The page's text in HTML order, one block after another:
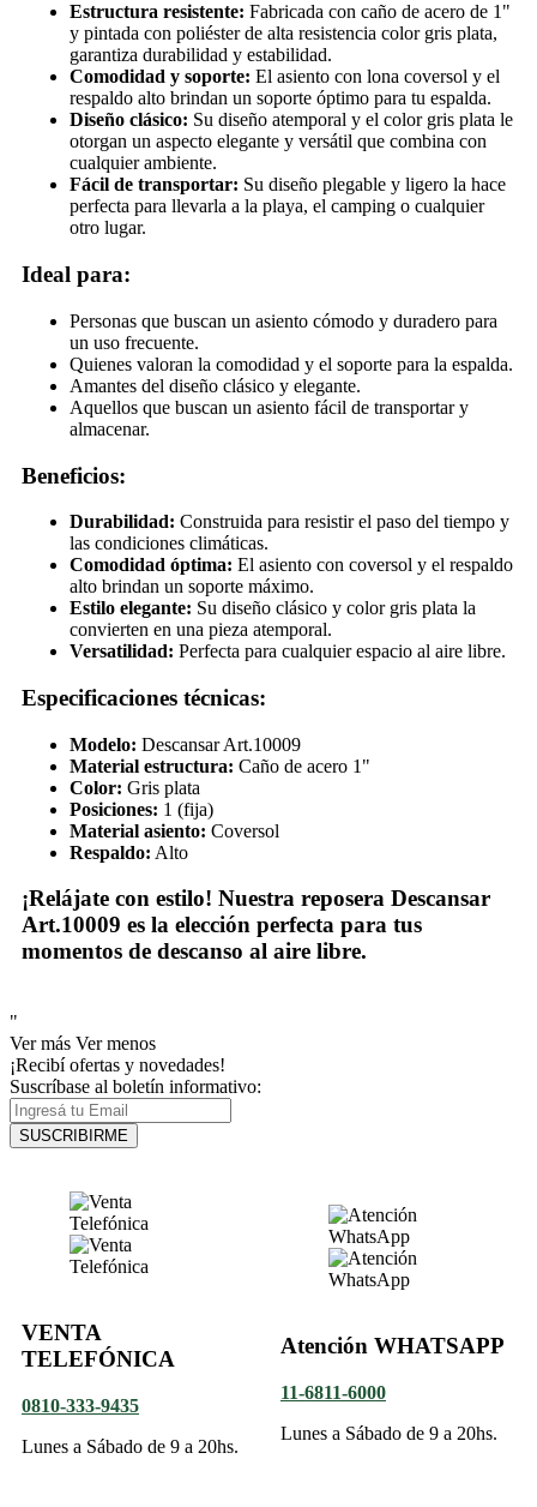
Estructura resistente: Fabricada con caño de acero de 1"
y pintada con poliéster de alta resistencia color gris plata,
garantiza durabilidad y estabilidad.
Comodidad y soporte: El asiento con lona coversol y el
respaldo alto brindan un soporte óptimo para tu espalda.
Diseño clásico: Su diseño atemporal y el color gris plata le
otorgan un aspecto elegante y versátil que combina con
cualquier ambiente.
Fácil de transportar: Su diseño plegable y ligero la hace
perfecta para llevarla a la playa, el camping o cualquier
otro lugar.
Ideal para:
Personas que buscan un asiento cómodo y duradero para
un uso frecuente.
Quienes valoran la comodidad y el soporte para la espalda.
Amantes del diseño clásico y elegante.
Aquellos que buscan un asiento fácil de transportar y
almacenar.
Beneficios:
Durabilidad: Construida para resistir el paso del tiempo y
las condiciones climáticas.
Comodidad óptima: El asiento con coversol y el respaldo
alto brindan un soporte máximo.
Estilo elegante: Su diseño clásico y color gris plata la
convierten en una pieza atemporal.
Versatilidad: Perfecta para cualquier espacio al aire libre.
Especificaciones técnicas:
Modelo: Descansar Art.10009
Material estructura: Caño de acero 1"
Color: Gris plata
Posiciones: 1 (fija)
Material asiento: Coversol
Respaldo: Alto
¡Relájate con estilo! Nuestra reposera Descansar
Art.10009 es la elección perfecta para tus
momentos de descanso al aire libre.
"
Ver más Ver menos
¡Recibí ofertas y novedades!
Suscríbase al boletín informativo:
SUSCRIBIRME
VENTA
TELEFÓNICA
0810-333-9435
Lunes a Sábado de 9 a 20hs.
Atención WHATSAPP
11-6811-6000
Lunes a Sábado de 9 a 20hs.